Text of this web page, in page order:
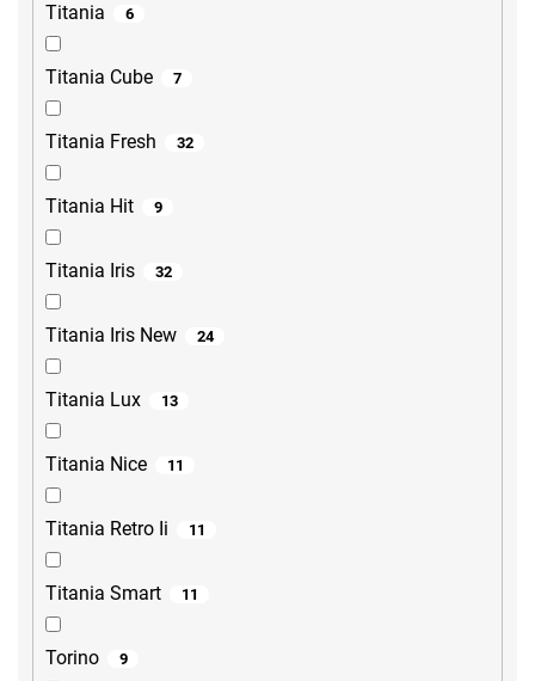
Titania 6
Titania Cube 7
Titania Fresh 32
Titania Hit 9
Titania Iris 32
Titania Iris New 24
Titania Lux 13
Titania Nice 11
Titania Retro Ii 11
Titania Smart 11
Torino 9